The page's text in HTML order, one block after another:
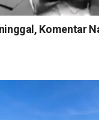
Komentar